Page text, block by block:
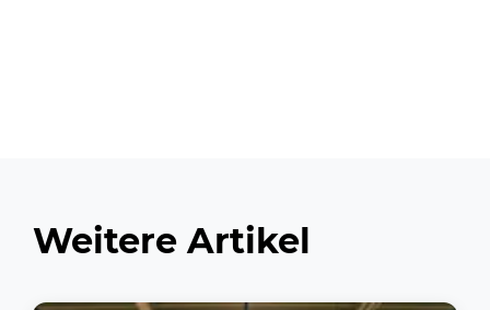
Weitere Artikel